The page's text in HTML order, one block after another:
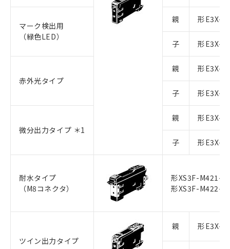
マーク検出用
（緑色LED）
親 形E3X-
子 形E3X-
赤外光タイプ
親 形E3X-
子 形E3X-
微分出力タイプ ＊1
親 形E3X-
子 形E3X-
耐水タイプ
（M8コネクタ）
形XS3F-M421-
形XS3F-M422-
ツイン出力タイプ
親 形E3X-